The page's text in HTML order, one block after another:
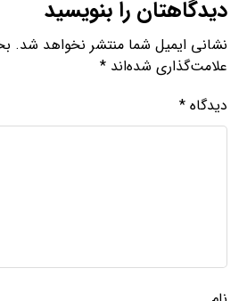
دیدگاهتان را بنویسید
نشانی ایمیل شما منتشر نخواهد شد.
علامت‌گذاری شده‌اند*
دیدگاه*